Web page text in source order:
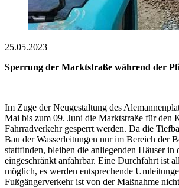
25.05.2023
Sperrung der Marktstraße während der
Im Zuge der Neugestaltung des
Mai bis zum 09. Juni die Marktstraße für den
Fahrradverkehr gesperrt werden. Da die
Bau der Wasserleitungen nur im Bereich der
stattfinden, bleiben die anliegenden Häuser in
eingeschränkt anfahrbar. Eine Durchfahrt ist
möglich, es werden entsprechende
Fußgängerverkehr ist von der Maßnahme